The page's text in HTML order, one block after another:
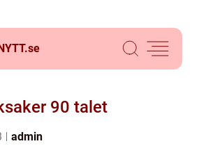
se
90 talet
admin